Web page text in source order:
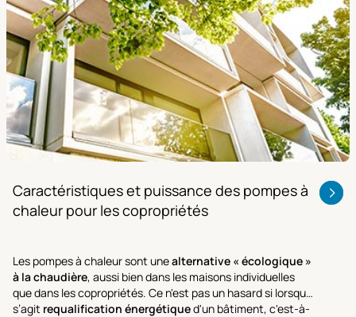
Caractéristiques et puissance des pompes à
chaleur pour les copropriétés
Les pompes à chaleur sont unealternative « écologique »
à la chaudière, aussi bien dans les maisons individuelles
que dans les copropriétés. Ce n'est pas un hasard si lorsqu’il
s’agit requalification énergétiqued'un bâtiment, c'est-à-